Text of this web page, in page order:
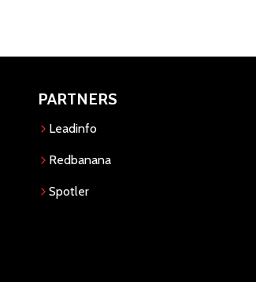
PARTNERS
Leadinfo
Redbanana
Spotler